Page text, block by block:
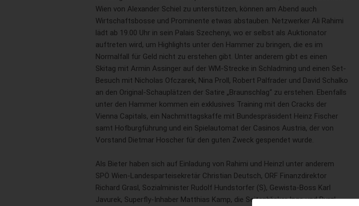
Wien von Alexander Schiel zu unterstützen, können am Abend auch
Wirtschaftsbosse und Prominente etwas abstauben. Netzwerker Ali Rahimi
lädt ab 19.00 Uhr in sein Palais Szechenyi, wo er selbst als Auktionator
auftreten wird, um Highlights unter den Hammer zu bringen, die es im
Normalfall für Geld nicht zu erstehen gibt. Unter anderem gibt es einen
Skitag mit Armin Assinger auf der WM-Strecke in Schladming und einen Set-
Besuch mit Nicholas Ofczarek, Nina Proll, Robert Palfrader und David Schalko
an den Original-Schauplätzen der Satire „Braunschlag“ zu erstehen. Ebenfalls
unter den Hammer kommen ein exklusives Training mit den Cracks der
Vienna Capitals, ein Nachmittagskaffe mit Bundespräsident Heinz Fischer
samt Hofburgführung und ein Spielautomat der Casinos Austria, der von
Vorstand Dietmar Hoscher für den guten Zweck gespendet wurde.
Als Bieter haben sich auf Einladung von Rahimi und Heinzl unter anderem
SPÖ Wien-Landesparteisekretär Christian Deutsch, ORF Finanzdirektor
Richard Grasl, Sozialminister Rudolf Hundstorfer (S), Gewista-Boss Karl
Javurek, Superfly-Inhaber Matthias Kamp, die Seitenblicker Inge und Purzl